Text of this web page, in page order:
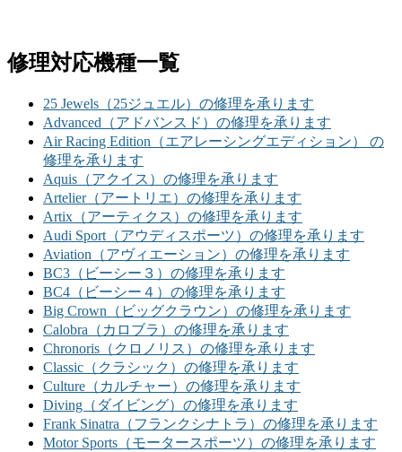
修理対応機種一覧
25 Jewels（25ジュエル）の修理を承ります
Advanced（アドバンスド）の修理を承ります
Air Racing Edition（エアレーシングエディション） の
修理を承ります
Aquis（アクイス）の修理を承ります
Artelier（アートリエ）の修理を承ります
Artix（アーティクス）の修理を承ります
Audi Sport（アウディスポーツ）の修理を承ります
Aviation（アヴィエーション）の修理を承ります
BC3（ビーシー３）の修理を承ります
BC4（ビーシー４）の修理を承ります
Big Crown（ビッグクラウン）の修理を承ります
Calobra（カロブラ）の修理を承ります
Chronoris（クロノリス）の修理を承ります
Classic（クラシック）の修理を承ります
Culture（カルチャー）の修理を承ります
Diving（ダイビング）の修理を承ります
Frank Sinatra（フランクシナトラ）の修理を承ります
Motor Sports（モータースポーツ）の修理を承ります